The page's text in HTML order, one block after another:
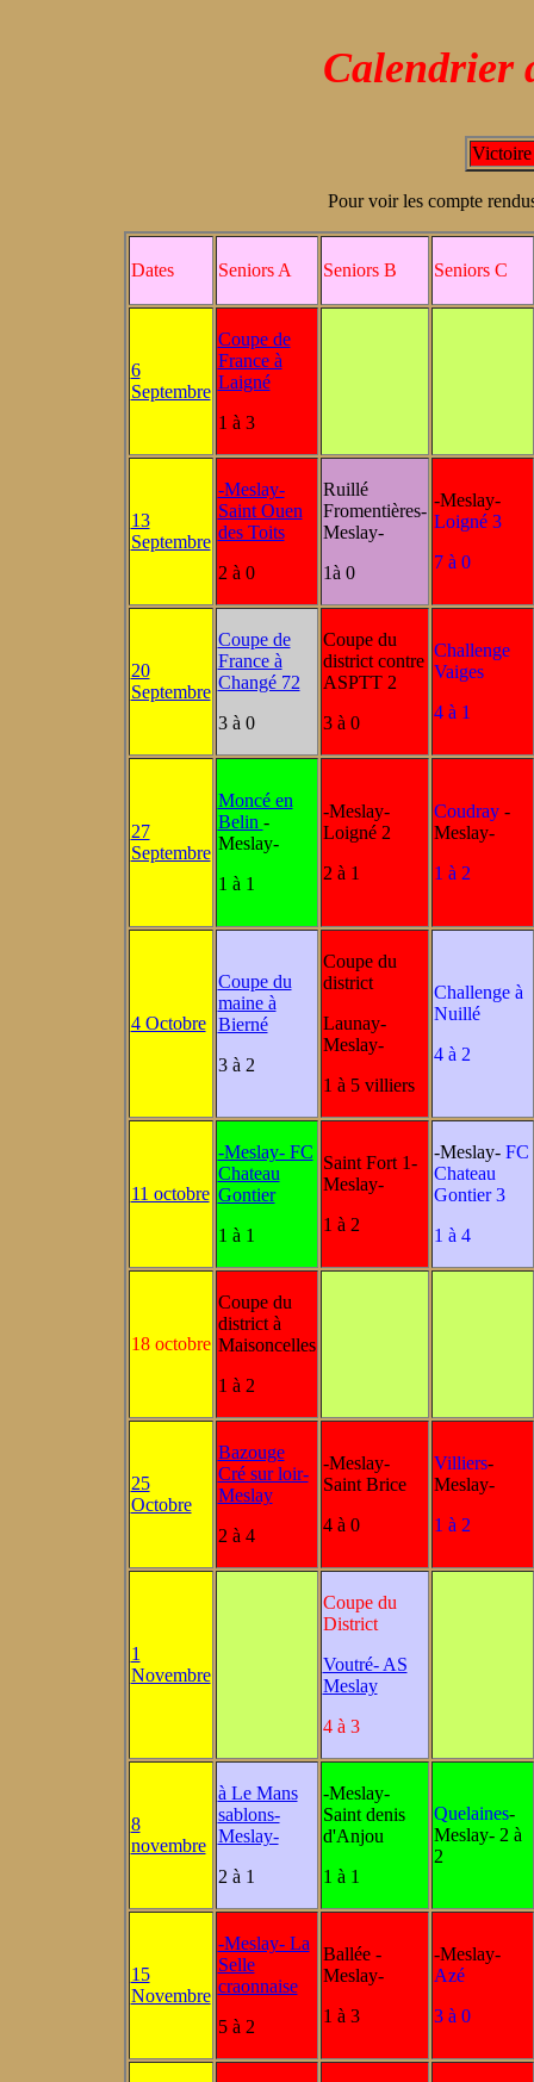
Calendrier
Victoire
Pour voir les compte
Dates Seniors A Seniors B Seniors C
6
Septembre
Coupe de
France à
Laigné
1 à 3
13
Septembre
-Meslay-
Saint Ouen
des Toits
2 à 0
Ruillé
Fromentières-
Meslay-
1à 0
-Meslay-
Loigné 3
7 à 0
20
Septembre
Coupe de
France à
Changé 72
3 à 0
Coupe du
district contre
ASPTT 2
3 à 0
Challenge
Vaiges
4 à 1
27
Septembre
Moncé en
Belin -
Meslay-
1 à 1
-Meslay-
Loigné 2
2 à 1
Coudray -
Meslay-
1 à 2
4 Octobre
Coupe du
maine à
Bierné
3 à 2
Coupe du
district
Launay-
Meslay-
1 à 5 villiers
Challenge à
Nuillé
4 à 2
11 octobre
-Meslay- FC
Chateau
Gontier
1 à 1
Saint Fort 1-
Meslay-
1 à 2
-Meslay- FC
Chateau
Gontier 3
1 à 4
18 octobre
Coupe du
district à
Maisoncelles
1 à 2
25
Octobre
Bazouge
Cré sur loir-
Meslay
2 à 4
-Meslay-
Saint Brice
4 à 0
Villiers-
Meslay-
1 à 2
1
Novembre
Coupe du
District
Voutré- AS
Meslay
4 à 3
8
novembre
à Le Mans
sablons-
Meslay-
2 à 1
-Meslay-
Saint denis
d'Anjou
1 à 1
Quelaines-
Meslay- 2 à
2
15
Novembre
-Meslay- La
Selle
craonnaise
5 à 2
Ballée -
Meslay-
1 à 3
-Meslay-
Azé
3 à 0